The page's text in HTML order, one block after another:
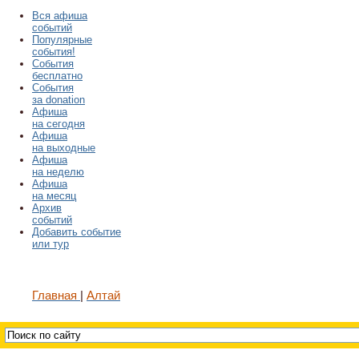
Вся афиша
событий
Популярные
события!
События
бесплатно
События
за donation
Афиша
на сегодня
Афиша
на выходные
Афиша
на неделю
Афиша
на месяц
Архив
событий
Добавить событие
или тур
Главная Алтай